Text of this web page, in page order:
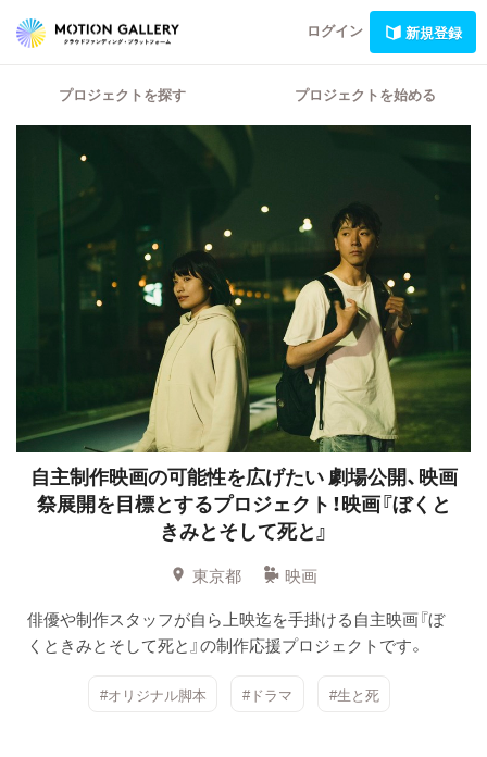
ログイン 新規登録
プロジェクトを探す プロジェクトを始める
自主制作映画の可能性を広げたい 劇場公開、映画
祭展開を目標とするプロジェクト！映画『ぼくと
きみとそして死と』
東京都
映画
俳優や制作スタッフが自ら上映迄を手掛ける自主映画『ぼ
くときみとそして死と』の制作応援プロジェクトです。
#オリジナル脚本 #ドラマ #生と死